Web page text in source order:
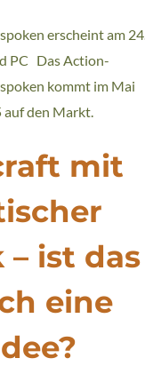
erscheint am 24.
PC Das Action-
kommt im Mai
auf den Markt.
mit
– ist das
eine